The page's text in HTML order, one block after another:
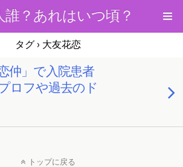
誰？あれはいつ頃？
タグ › 大友花恋
仲」で入院患者
ロフや過去のド
トップに戻る